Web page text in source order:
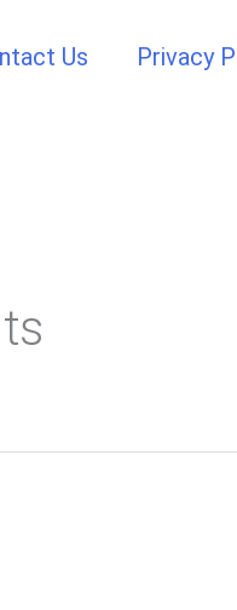
Us Privacy